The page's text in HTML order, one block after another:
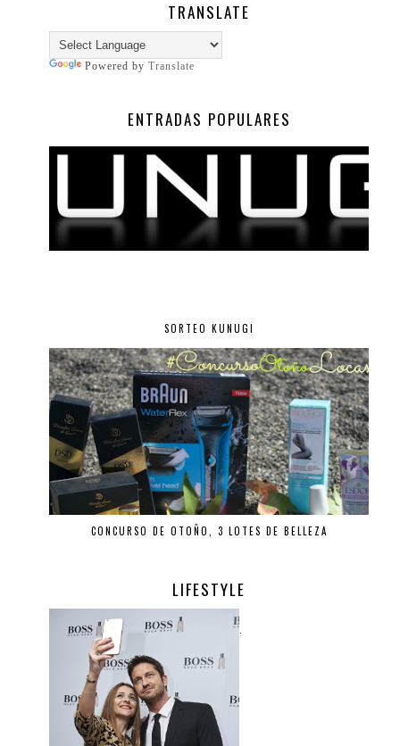
TRANSLATE
Powered by Translate
ENTRADAS POPULARES
SORTEO KUNUGI
CONCURSO DE OTOÑO, 3 LOTES DE BELLEZA
LIFESTYLE
.